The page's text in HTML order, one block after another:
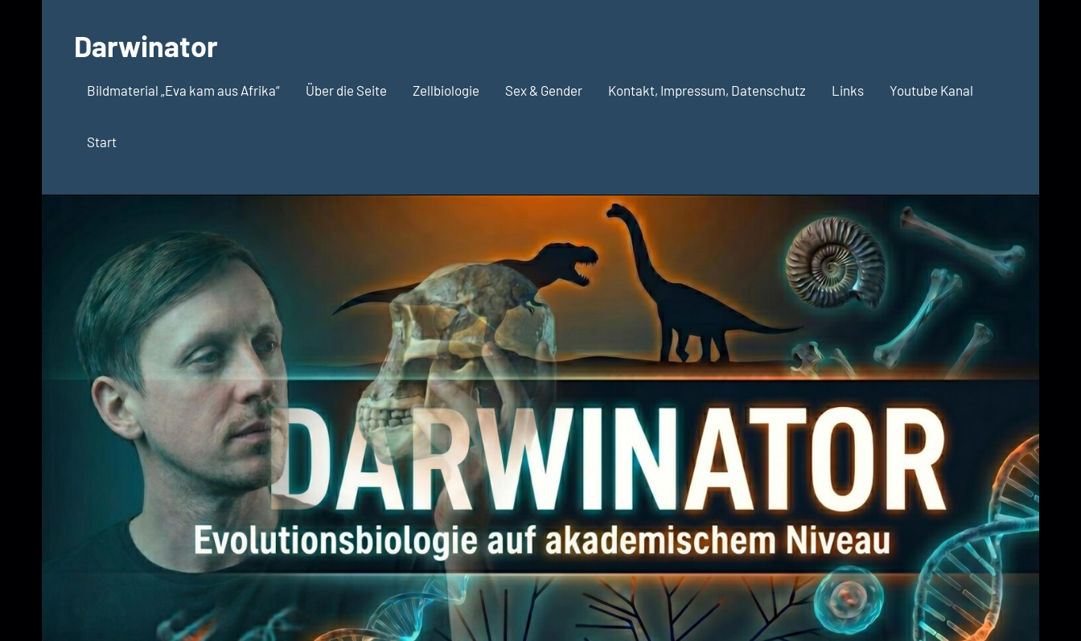
springenDarwinator
Evolutionsbiologie
Bildmaterial „Eva kam aus Afrika“ Über die Seite Zellbiologie Sex & Gender Kontakt, Impressum, Datenschutz Links Youtube Kanal
Start